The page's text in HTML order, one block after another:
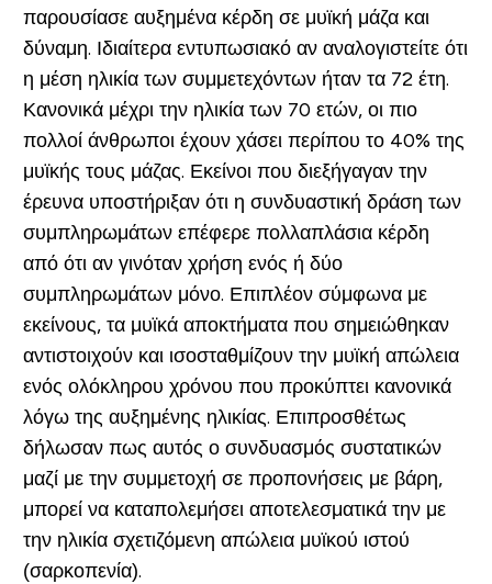
παρουσίασε αυξημένα κέρδη σε μυϊκή μάζα και
δύναμη. Ιδιαίτερα εντυπωσιακό αν αναλογιστείτε ότι
η μέση ηλικία των συμμετεχόντων ήταν τα 72 έτη.
Κανονικά μέχρι την ηλικία των 70 ετών, οι πιο
πολλοί άνθρωποι έχουν χάσει περίπου το 40% της
μυϊκής τους μάζας. Εκείνοι που διεξήγαγαν την
έρευνα υποστήριξαν ότι η συνδυαστική δράση των
συμπληρωμάτων επέφερε πολλαπλάσια κέρδη
από ότι αν γινόταν χρήση ενός ή δύο
συμπληρωμάτων μόνο. Επιπλέον σύμφωνα με
εκείνους, τα μυϊκά αποκτήματα που σημειώθηκαν
αντιστοιχούν και ισοσταθμίζουν την μυϊκή απώλεια
ενός ολόκληρου χρόνου που προκύπτει κανονικά
λόγω της αυξημένης ηλικίας. Επιπροσθέτως
δήλωσαν πως αυτός ο συνδυασμός συστατικών
μαζί με την συμμετοχή σε προπονήσεις με βάρη,
μπορεί να καταπολεμήσει αποτελεσματικά την με
την ηλικία σχετιζόμενη απώλεια μυϊκού ιστού
(σαρκοπενία).